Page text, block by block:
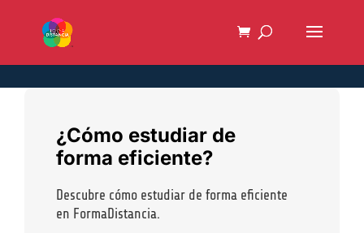
¿Cómo estudiar de
forma eficiente?
Descubre cómo estudiar de forma eficiente
en FormaDistancia.